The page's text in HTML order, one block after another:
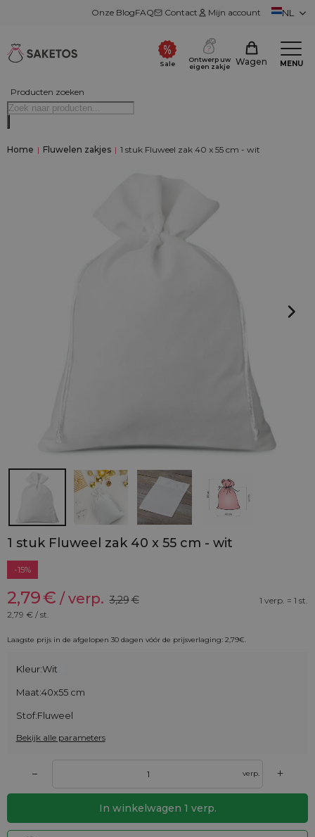
Onze BlogFAQ Contact Mijn account NL
Producten zoeken
Sale
Ontwerp uw
eigen zakje
Wagen MENU
Home | Fluwelen zakjes | 1 stuk Fluweel zak 40 x 55 cm - wit
1 stuk Fluweel zak 40 x 55 cm - wit
-15%
2,79€ / verp. 3,29€
1 verp. = 1 st.
2,79 € / st.
Laagste prijs in de afgelopen 30 dagen vóór de prijsverlaging: 2,79€.
Kleur:Wit
Maat:40x55 cm
Stof:Fluweel
Bekijk alle parameters
– verp. +
In winkelwagen 1 verp.